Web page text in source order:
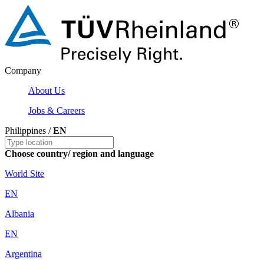
Company
About Us
Jobs & Careers
Philippines /EN
Choose country/ region and language
World Site
EN
Albania
EN
Argentina